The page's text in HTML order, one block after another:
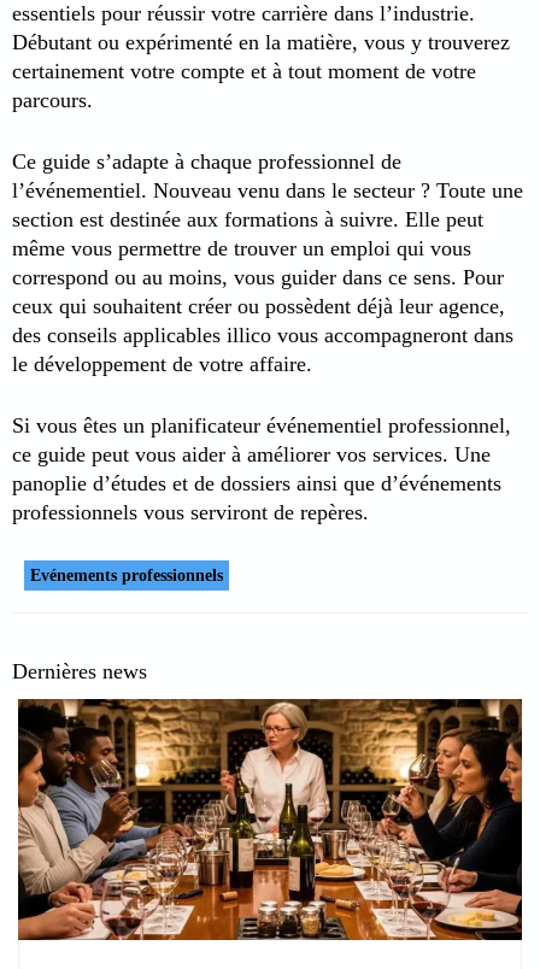
essentiels pour réussir votre carrière dans l’industrie.
Débutant ou expérimenté en la matière, vous y trouverez
certainement votre compte et à tout moment de votre
parcours.
Ce guide s’adapte à chaque professionnel de
l’événementiel. Nouveau venu dans le secteur ? Toute une
section est destinée aux formations à suivre. Elle peut
même vous permettre de trouver un emploi qui vous
correspond ou au moins, vous guider dans ce sens. Pour
ceux qui souhaitent créer ou possèdent déjà leur agence,
des conseils applicables illico vous accompagneront dans
le développement de votre affaire.
Si vous êtes un planificateur événementiel professionnel,
ce guide peut vous aider à améliorer vos services. Une
panoplie d’études et de dossiers ainsi que d’événements
professionnels vous serviront de repères.
Evénements professionnels
Dernières news